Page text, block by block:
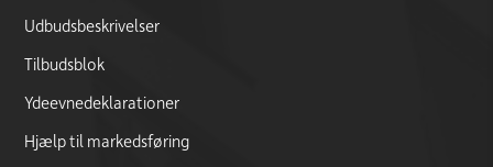
Udbudsbeskrivelser
Tilbudsblok
Ydeevnedeklarationer
Hjælp til markedsføring